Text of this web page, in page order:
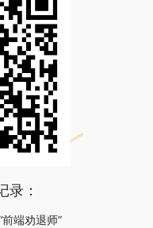
录：
端劝退师”